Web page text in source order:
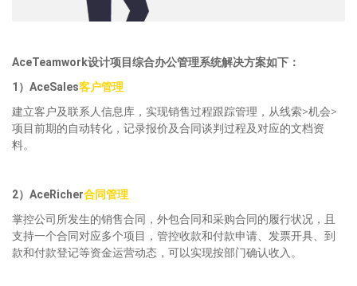
AceTeamwork设计项目综合办公管理系统解决方案如下：
1）AceSales客户管理
建立客户及联系人信息库，实现销售过程跟踪管理，从线索>机会>
项目前期的自动转化，记录报价及合同谈判过程及对应的文档资
料。
2）AceRicher合同管理
掌控公司所发生的销售合同，外包合同和采购合同的履行状况，且
支持一个合同对应多个项目，管控收款和付款申请、发票开具、到
款和付款登记等资金运营动态，可以实现按部门确认收入。